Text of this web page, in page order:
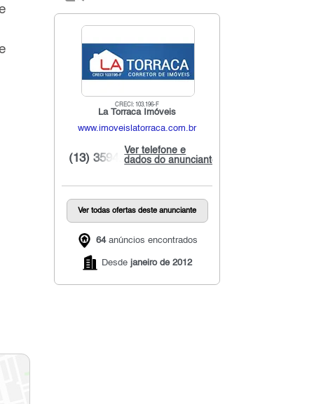
CRECI: 103.196-F
La Torraca Imóveis
www.imoveislatorraca.com.br
Ver telefone e
dados do anunciante
(13) 3594...
Ver todas ofertas deste anunciante
64anúncios encontrados
Desde janeiro de 2012